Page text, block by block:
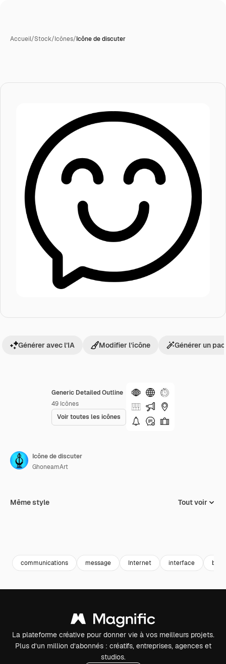
Accueil/Stock/Icônes/Icône de discuter
Generic Detailed Outline
49 Icônes
Voir toutes les icônes
Générer avec l’IA Modifier l’icône Générer un
Icône de discuter
GhoneamArt
Même style Tout voir
communications message Internet interface
La plateforme créative pour donner vie à vos meilleurs projets.
Plus d’un million d’abonnés : créatifs, entreprises, agences et
studios.